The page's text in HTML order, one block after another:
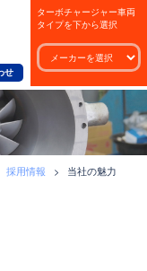
せ
ターボチャージャー車両
タイプを下から選択
採用情報 > 当社の魅力